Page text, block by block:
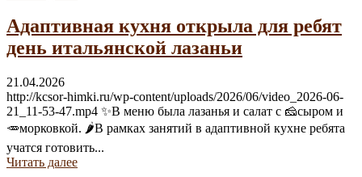
Адаптивная кухня открыла для ребят
день итальянской лазаньи
21.04.2026
http://kcsor-himki.ru/wp-content/uploads/2026/06/video_2026-06-
21_11-53-47.mp4 ✨В меню была лазанья и салат с 🧀сыром и
🥕морковкой. 🌶В рамках занятий в адаптивной кухне ребята
учатся готовить...
Читать далее